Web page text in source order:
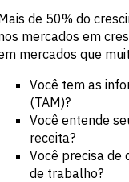
Inteligência
estratégica
setorial
Aprimorar a
portfólio
Fortalecer
decisões de
crédito
Gerar
oportunidades de
M&A e crédito
Nossa
Equipe
Executiva
Carreiras
ABORDAGEM
Entrega de
dados
Sucesso do
Cliente
de 50% do
mercados em
mercados que
Você tem as
(TAM)?
Você entende
receita?
Você precisa de
de trabalho?